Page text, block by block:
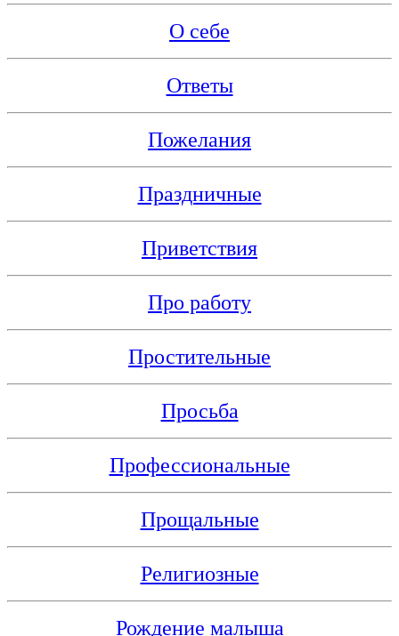
О себе
Ответы
Пожелания
Праздничные
Приветствия
Про работу
Простительные
Просьба
Профессиональные
Прощальные
Религиозные
Рождение малыша